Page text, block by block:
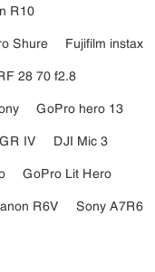
R10
Shure
Fujifilm instax
28 70 f2.8
GoPro hero 13
IV
DJI Mic 3
GoPro Lit Hero
R6V
Sony A7R6